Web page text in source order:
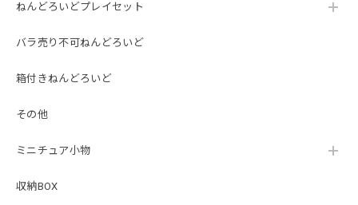
ねんどろいどプレイセット
バラ売り不可ねんどろいど
箱付きねんどろいど
その他
ミニチュア小物
収納BOX